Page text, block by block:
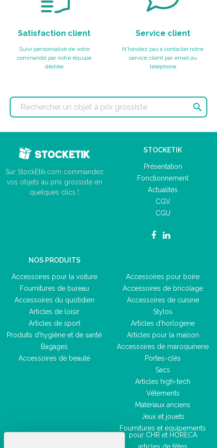
Satisfaction client
Suivi personnalisé de votre
commande par notre équipe
dédiée
Service client
N'hésitez pas à contacter notre
service client par email ou
téléphone

Sur StockEtik.com commandez
vos objets au prix grossiste en
quelques clics !
STOCKETIK
Présentation
Fonctionnement
Actualités
CGV
CGU
NOS PRODUITS
Accessoires pour la voiture
Fournitures de bureau
Accessoires du quotidien
Articles de loisir
Articles de sport
Produits d'hygiène et de santé
Bagages
Accessoires de beauté
Accessoires pour boire
Accessoires de bricolage
Accessoires de cuisine
Stylos
Articles d'horlogerie
Articles pour la maison
Accessoires de maroquinerie
Portes-clés
Sacs
Articles high-tech
Vêtements
Matériaux anciens
Jeux et jouets
Fournitures et équipements
pour CHR et HORECA